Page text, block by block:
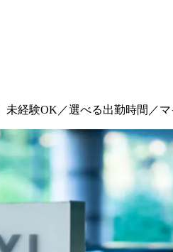
経験OK／選べる出勤時間／